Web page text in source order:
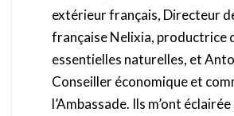
extérieur français, Directeur
française Nelixia, productrice
essentielles naturelles, et
Conseiller économique et
l’Ambassade. Ils m’ont